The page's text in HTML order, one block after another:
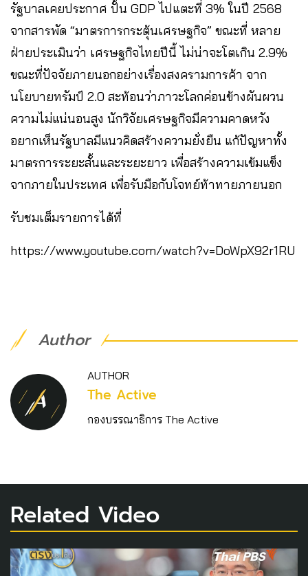
รัฐบาลเคยประกาศ ปั้น GDP ไปแตะที่ 3% ในปี 2568
จากสารพัด “มาตรการกระตุ้นเศรษฐกิจ” ขณะที่ หลาย
ฝ่ายประเมินว่า เศรษฐกิจไทยปีนี้ ไม่น่าจะโตเกิน 2.9%
ขณะที่ปัจจัยภายนอกอย่างเรื่องสงครามการค้า จาก
นโยบายทรัมป์ 2.0 สะท้อนว่าภาวะโลกค่อนข้างผันผวน
ความไม่แน่นอนสูง นักวิจัยเศรษฐกิจมีความคาดหวัง
อยากเห็นรัฐบาลมีแนวคิดสร้างความยั่งยืน แก้ปัญหาทั้ง
มาตรการระยะสั้นและระยะยาว เพื่อสร้างความเข้มแข็ง
จากภายในประเทศ เพื่อรับมือกับโจทย์ท้าทายภายนอก
รับชมเต็มรายการได้ที่
https://www.youtube.com/watch?v=DoWpX92r1RU
Author
AUTHOR
The Active
กองบรรณาธิการ The Active
Related Video